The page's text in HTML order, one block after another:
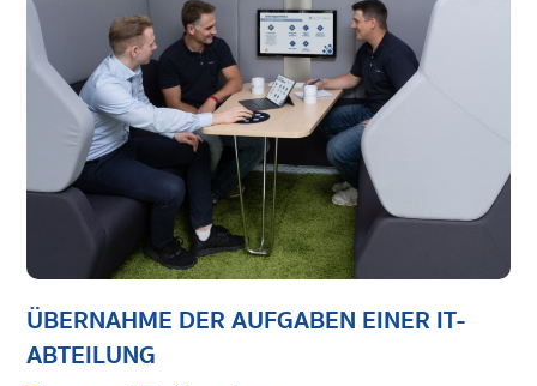
ÜBERNAHME DER AUFGABEN EINER IT-
ABTEILUNG